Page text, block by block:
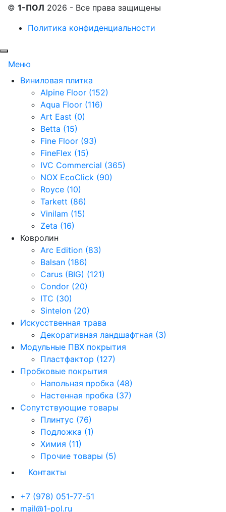
© 1-ПОЛ 2026 - Все права защищены
Политика конфиденциальности
Меню
Виниловая плитка
Alpine Floor (152)
Aqua Floor (116)
Art East (0)
Betta (15)
Fine Floor (93)
FineFlex (15)
IVC Commercial (365)
NOX EcoClick (90)
Royce (10)
Tarkett (86)
Vinilam (15)
Zeta (16)
Ковролин
Arc Edition (83)
Balsan (186)
Carus (BIG) (121)
Condor (20)
ITC (30)
Sintelon (20)
Искусственная трава
Декоративная ландшафтная (3)
Модульные ПВХ покрытия
Пластфактор (127)
Пробковые покрытия
Напольная пробка (48)
Настенная пробка (37)
Сопутствующие товары
Плинтус (76)
Подложка (1)
Химия (11)
Прочие товары (5)
Контакты
+7 (978) 051-77-51
mail@1-pol.ru